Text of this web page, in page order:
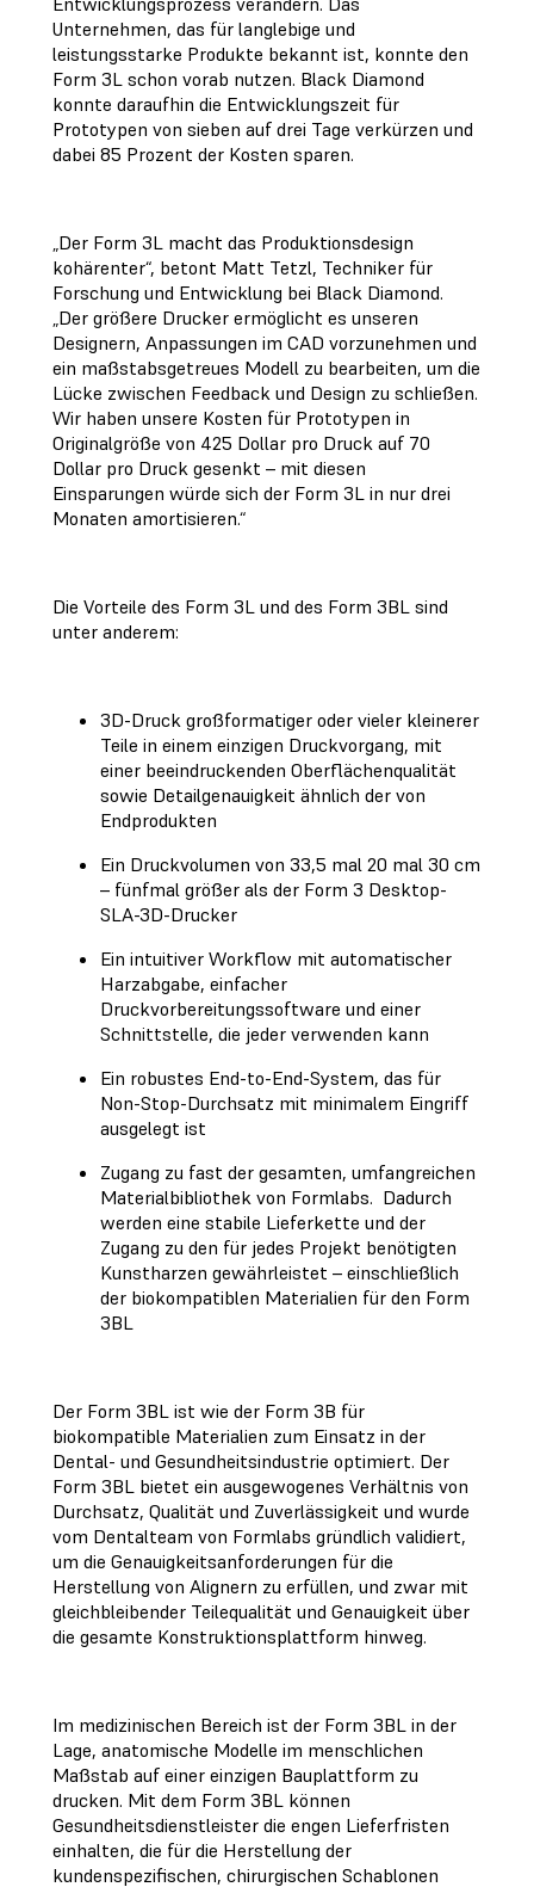
Unternehmen, das für langlebige und
leistungsstarke Produkte bekannt ist, konnte den
Form 3L schon vorab nutzen. Black Diamond
konnte daraufhin die Entwicklungszeit für
Prototypen von sieben auf drei Tage verkürzen und
dabei 85 Prozent der Kosten sparen.
„Der Form 3L macht das Produktionsdesign
kohärenter“, betont Matt Tetzl, Techniker für
Forschung und Entwicklung bei Black Diamond.
„Der größere Drucker ermöglicht es unseren
Designern, Anpassungen im CAD vorzunehmen und
ein maßstabsgetreues Modell zu bearbeiten, um die
Lücke zwischen Feedback und Design zu schließen.
Wir haben unsere Kosten für Prototypen in
Originalgröße von 425 Dollar pro Druck auf 70
Dollar pro Druck gesenkt – mit diesen
Einsparungen würde sich der Form 3L in nur drei
Monaten amortisieren.“
Die Vorteile des Form 3L und des Form 3BL sind
unter anderem:
3D-Druck großformatiger oder vieler kleinerer
Teile in einem einzigen Druckvorgang, mit
einer beeindruckenden Oberflächenqualität
sowie Detailgenauigkeit ähnlich der von
Endprodukten
Ein Druckvolumen von 33,5 mal 20 mal 30 cm
– fünfmal größer als der Form 3 Desktop-
SLA-3D-Drucker
Ein intuitiver Workflow mit automatischer
Harzabgabe, einfacher
Druckvorbereitungssoftware und einer
Schnittstelle, die jeder verwenden kann
Ein robustes End-to-End-System, das für
Non-Stop-Durchsatz mit minimalem Eingriff
ausgelegt ist
Zugang zu fast der gesamten, umfangreichen
Materialbibliothek von Formlabs. Dadurch
werden eine stabile Lieferkette und der
Zugang zu den für jedes Projekt benötigten
Kunstharzen gewährleistet – einschließlich
der biokompatiblen Materialien für den Form
3BL
Der Form 3BL ist wie der Form 3B für
biokompatible Materialien zum Einsatz in der
Dental- und Gesundheitsindustrie optimiert. Der
Form 3BL bietet ein ausgewogenes Verhältnis von
Durchsatz, Qualität und Zuverlässigkeit und wurde
vom Dentalteam von Formlabs gründlich validiert,
um die Genauigkeitsanforderungen für die
Herstellung von Alignern zu erfüllen, und zwar mit
gleichbleibender Teilequalität und Genauigkeit über
die gesamte Konstruktionsplattform hinweg.
Im medizinischen Bereich ist der Form 3BL in der
Lage, anatomische Modelle im menschlichen
Maßstab auf einer einzigen Bauplattform zu
drucken. Mit dem Form 3BL können
Gesundheitsdienstleister die engen Lieferfristen
einhalten, die für die Herstellung der
kundenspezifischen, chirurgischen Schablonen